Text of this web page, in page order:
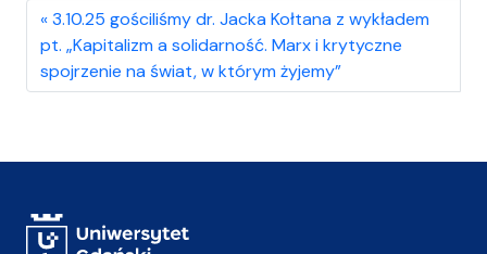
3.10.25 gościliśmy dr. Jacka Kołtana z wykładem
pt. „Kapitalizm a solidarność. Marx i krytyczne
spojrzenie na świat, w którym żyjemy”